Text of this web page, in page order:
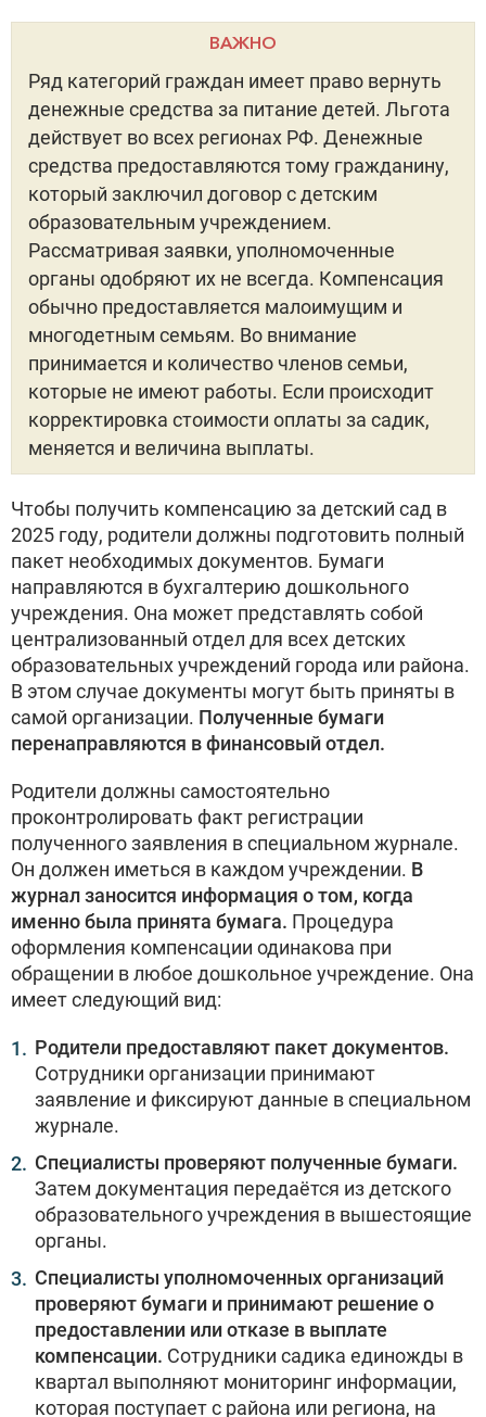
ВАЖНО
Ряд категорий граждан имеет право вернуть
денежные средства за питание детей. Льгота
действует во всех регионах РФ. Денежные
средства предоставляются тому гражданину,
который заключил договор с детским
образовательным учреждением.
Рассматривая заявки, уполномоченные
органы одобряют их не всегда. Компенсация
обычно предоставляется малоимущим и
многодетным семьям. Во внимание
принимается и количество членов семьи,
которые не имеют работы. Если происходит
корректировка стоимости оплаты за садик,
меняется и величина выплаты.
Чтобы получить компенсацию за детский сад в
2025 году, родители должны подготовить полный
пакет необходимых документов. Бумаги
направляются в бухгалтерию дошкольного
учреждения. Она может представлять собой
централизованный отдел для всех детских
образовательных учреждений города или района.
В этом случае документы могут быть приняты в
самой организации. Полученные бумаги
перенаправляются в финансовый отдел.
Родители должны самостоятельно
проконтролировать факт регистрации
полученного заявления в специальном журнале.
Он должен иметься в каждом учреждении. В
журнал заносится информация о том, когда
именно была принята бумага. Процедура
оформления компенсации одинакова при
обращении в любое дошкольное учреждение. Она
имеет следующий вид:
Родители предоставляют пакет документов.
Сотрудники организации принимают
заявление и фиксируют данные в специальном
журнале.
Специалисты проверяют полученные бумаги.
Затем документация передаётся из детского
образовательного учреждения в вышестоящие
органы.
Специалисты уполномоченных организаций
проверяют бумаги и принимают решение о
предоставлении или отказе в выплате
компенсации. Сотрудники садика единожды в
квартал выполняют мониторинг информации,
которая поступает с района или региона, на